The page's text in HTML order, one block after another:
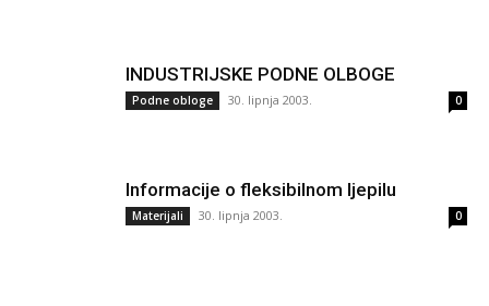
INDUSTRIJSKE PODNE OLBOGE
Podne obloge 30. lipnja 2003. 0
Informacije o fleksibilnom ljepilu
Materijali 30. lipnja 2003. 0